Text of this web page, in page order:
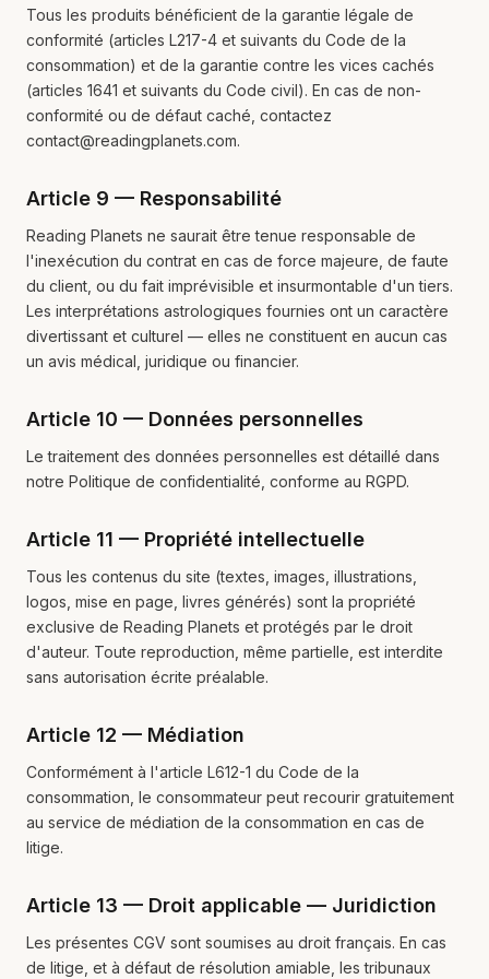
Tous les produits bénéficient de la garantie légale de
conformité (articles L217-4 et suivants du Code de la
consommation) et de la garantie contre les vices cachés
(articles 1641 et suivants du Code civil). En cas de non-
conformité ou de défaut caché, contactez
contact@readingplanets.com.
Article 9 — Responsabilité
Reading Planets ne saurait être tenue responsable de
l'inexécution du contrat en cas de force majeure, de faute
du client, ou du fait imprévisible et insurmontable d'un tiers.
Les interprétations astrologiques fournies ont un caractère
divertissant et culturel — elles ne constituent en aucun cas
un avis médical, juridique ou financier.
Article 10 — Données personnelles
Le traitement des données personnelles est détaillé dans
notre Politique de confidentialité, conforme au RGPD.
Article 11 — Propriété intellectuelle
Tous les contenus du site (textes, images, illustrations,
logos, mise en page, livres générés) sont la propriété
exclusive de Reading Planets et protégés par le droit
d'auteur. Toute reproduction, même partielle, est interdite
sans autorisation écrite préalable.
Article 12 — Médiation
Conformément à l'article L612-1 du Code de la
consommation, le consommateur peut recourir gratuitement
au service de médiation de la consommation en cas de
litige.
Article 13 — Droit applicable — Juridiction
Les présentes CGV sont soumises au droit français. En cas
de litige, et à défaut de résolution amiable, les tribunaux